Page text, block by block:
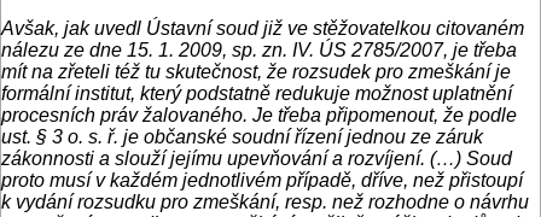
Avšak, jak uvedl Ústavní soud již ve stěžovatelkou citovaném
nálezu ze dne 15. 1. 2009, sp. zn. IV. ÚS 2785/2007, je třeba
mít na zřeteli též tu skutečnost, že rozsudek pro zmeškání je
formální institut, který podstatně redukuje možnost uplatnění
procesních práv žalovaného. Je třeba připomenout, že podle
ust. § 3 o. s. ř. je občanské soudní řízení jednou ze záruk
zákonnosti a slouží jejímu upevňování a rozvíjení. (…) Soud
proto musí v každém jednotlivém případě, dříve, než přistoupí
k vydání rozsudku pro zmeškání, resp. než rozhodne o návrhu